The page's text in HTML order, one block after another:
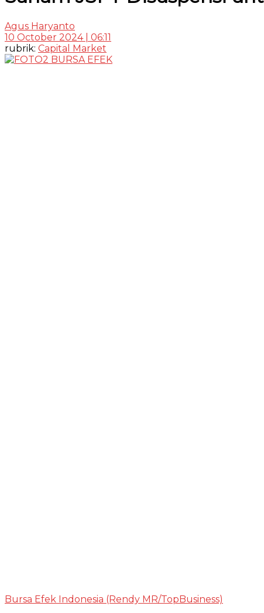
Agus Haryanto
10 October 2024 | 06:11
rubrik: Capital Market
Bursa Efek Indonesia (Rendy MR/TopBusiness)